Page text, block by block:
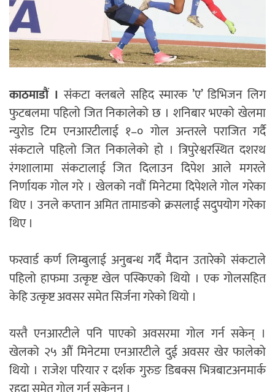
काठमाडौं । संकटा क्लबले सहिद स्मारक ’ए’ डिभिजन लिग
फुटबलमा पहिलो जित निकालेको छ । शनिबार भएको खेलमा
न्युरोड टिम एनआरटीलाई १–० गोल अन्तरले पराजित गर्दै
संकटाले पहिलो जित निकालेको हो । त्रिपुरेश्वरस्थित दशरथ
रंगशालामा संकटालाई जित दिलाउन दिपेश आले मगरले
निर्णायक गोल गरे । खेलको नवौं मिनेटमा दिपेशले गोल गरेका
थिए । उनले कप्तान अमित तामाङको क्रसलाई सदुपयोग गरेका
थिए ।
फरवार्ड कर्ण लिम्बुलाई अनुबन्ध गर्दै मैदान उतारेको संकटाले
पहिलो हाफमा उत्कृष्ट खेल पस्किएको थियो । एक गोलसहित
केहि उत्कृष्ट अवसर समेत सिर्जना गरेको थियो ।
यस्तै एनआरटीले पनि पाएको अवसरमा गोल गर्न सकेन् ।
खेलको २५ औं मिनेटमा एनआरटीले दुई अवसर खेर फालेको
थियो । राजेश परियार र दर्शक गुरुङ डिबक्स भित्रबाटअनमार्क